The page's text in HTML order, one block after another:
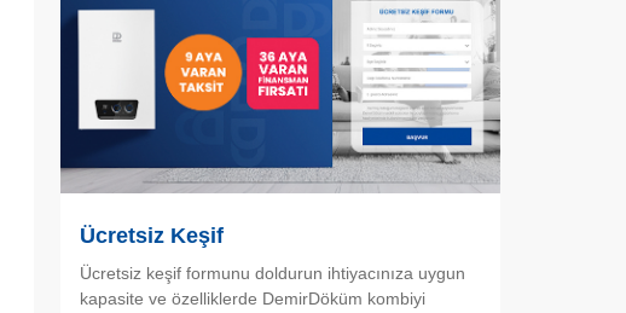
Ücretsiz Keşif
Ücretsiz keşif formunu doldurun ihtiyacınıza uygun
kapasite ve özelliklerde DemirDöküm kombiyi